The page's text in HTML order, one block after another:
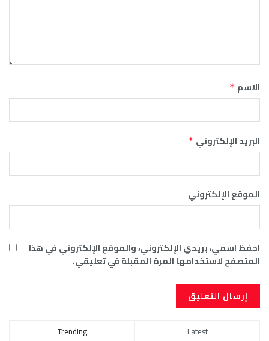
الاسم *
البريد الإلكتروني *
الموقع الإلكتروني
احفظ اسمي، بريدي الإلكتروني، والموقع الإلكتروني في هذا
المتصفح لاستخدامها المرة المقبلة في تعليقي.
Trending Latest